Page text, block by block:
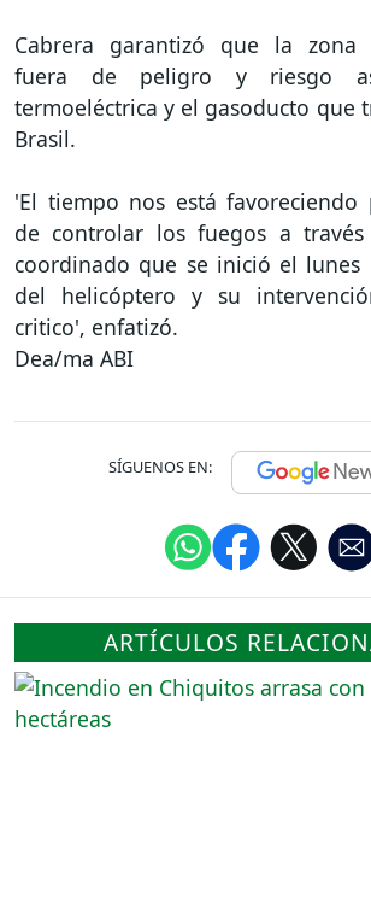
Cabrera garantizó que la zona
fuera de peligro y riesgo
termoeléctrica y el gasoducto que
Brasil.
'El tiempo nos está
de controlar los fuegos a
coordinado que se inició el lunes
del helicóptero y su
critico', enfatizó.
Dea/ma ABI
SÍGUENOS EN:
ARTÍCULOS